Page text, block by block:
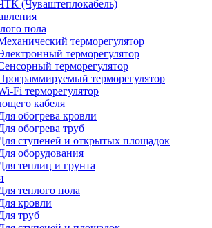
(Чуваштеплокабель)
пола
терморегулятор
терморегулятор
терморегулятор
терморегулятор
Fi терморегулятор
кабеля
обогрева кровли
обогрева труб
ступеней и открытых площадок
оборудования
теплиц и грунта
теплого пола
кровли
труб